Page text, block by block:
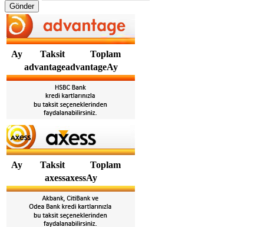
Gönder
Ay Taksit
Toplam
advantageadvantageAy
Ay Taksit
Toplam
axessaxessAy